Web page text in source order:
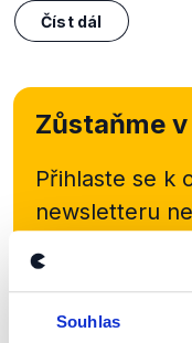
Souhlas
Číst dál
Zůstaňme
Přihlaste se k
newsletteru
kanálu, kde
shrnutí
Začněte nás